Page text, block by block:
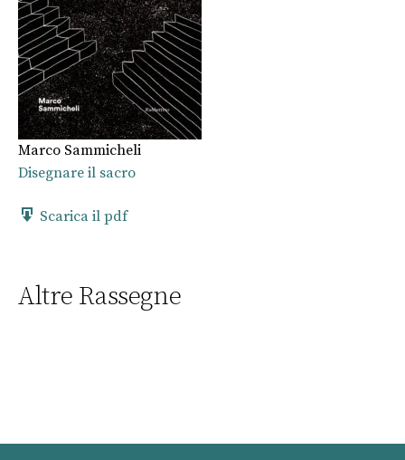
Marco Sammicheli
Disegnare il sacro
Scarica il pdf
Altre Rassegne